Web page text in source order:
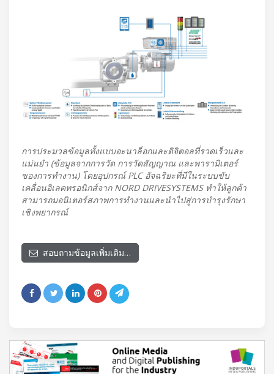
การประมวลข้อมูลทั้งแบบอะนาล็อกและดิจิตอลที่รวดเร็วและ
แม่นยำ (ข้อมูลจากการวัด การวัดสัญญาณ และพารามิเตอร์
ของการทำงาน) โดยอุปกรณ์ PLC อัจฉริยะที่มีในระบบขับ
เคลื่อนอิเลคทรอนิกส์จาก NORD DRIVESYSTEMS ทำให้ลูกค้า
สามารถมอนิเตอร์สภาพการทำงานและนำไปสู่การบำรุงรักษา
เชิงพยากรณ์
สอบถามข้อมูลเพิ่มเติม…